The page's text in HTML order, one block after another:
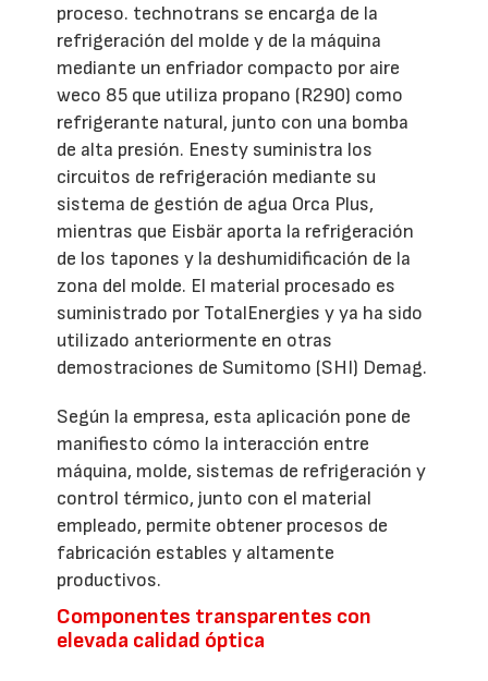
proceso. technotrans se encarga de la
refrigeración del molde y de la máquina
mediante un enfriador compacto por aire
weco 85 que utiliza propano (R290) como
refrigerante natural, junto con una bomba
de alta presión. Enesty suministra los
circuitos de refrigeración mediante su
sistema de gestión de agua Orca Plus,
mientras que Eisbär aporta la refrigeración
de los tapones y la deshumidificación de la
zona del molde. El material procesado es
suministrado por TotalEnergies y ya ha sido
utilizado anteriormente en otras
demostraciones de Sumitomo (SHI) Demag.
Según la empresa, esta aplicación pone de
manifiesto cómo la interacción entre
máquina, molde, sistemas de refrigeración y
control térmico, junto con el material
empleado, permite obtener procesos de
fabricación estables y altamente
productivos.
Componentes transparentes con
elevada calidad óptica